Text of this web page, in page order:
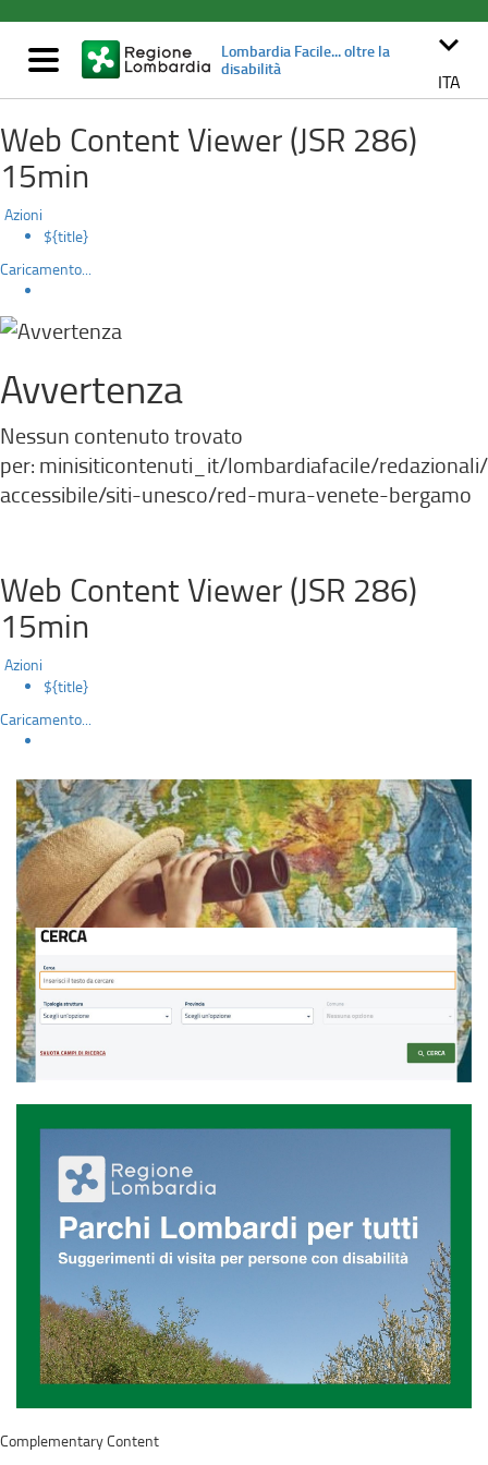
contenuto
principale
DettaglioRedazionale
Mostra/nascondi
navigazione
Lombardia Facile... oltre la
disabilità
keyboard_arrow_down
ITA
Web Content Viewer (JSR 286)
15min
Azioni
${title}
Caricamento...
Avvertenza
Nessun contenuto trovato
per: ‭minisiticontenuti_it/lombardiafacile/
accessibile/siti-unesco/red-mura-venete-bergamo‭
Web Content Viewer (JSR 286)
15min
Azioni
${title}
Caricamento...
Complementary Content